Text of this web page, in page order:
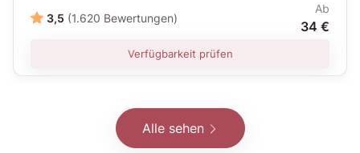
3,5 (1.620 Bewertungen)
Ab
34 €
Verfügbarkeit prüfen
Alle sehen